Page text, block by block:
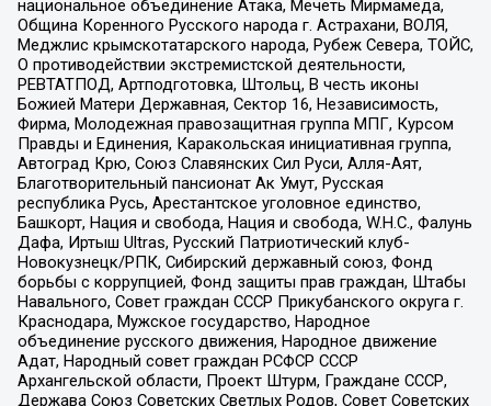
национальное объединение Атака, Мечеть Мирмамеда,
Община Коренного Русского народа г. Астрахани, ВОЛЯ,
Меджлис крымскотатарского народа, Рубеж Севера, ТОЙС,
О противодействии экстремистской деятельности,
РЕВТАТПОД, Артподготовка, Штольц, В честь иконы
Божией Матери Державная, Сектор 16, Независимость,
Фирма, Молодежная правозащитная группа МПГ, Курсом
Правды и Единения, Каракольская инициативная группа,
Автоград Крю, Союз Славянских Сил Руси, Алля-Аят,
Благотворительный пансионат Ак Умут, Русская
республика Русь, Арестантское уголовное единство,
Башкорт, Нация и свобода, Нация и свобода, W.H.С., Фалунь
Дафа, Иртыш Ultras, Русский Патриотический клуб-
Новокузнецк/РПК, Сибирский державный союз, Фонд
борьбы с коррупцией, Фонд защиты прав граждан, Штабы
Навального, Совет граждан СССР Прикубанского округа г.
Краснодара, Мужское государство, Народное
объединение русского движения, Народное движение
Адат, Народный совет граждан РСФСР СССР
Архангельской области, Проект Штурм, Граждане СССР,
Держава Союз Советских Светлых Родов, Совет Советских